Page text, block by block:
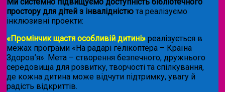
простору для дітей з інвалідністю та реалізуємо
інклюзивні проекти:
«Промінчик щастя особливій дитині» реалізується в
межах програми «На радарі гелікоптера – Країна
Здоров’я». Мета – створення безпечного, дружнього
середовища для розвитку, творчості та спілкування,
де кожна дитина може відчути підтримку, увагу й
радість відкриттів.